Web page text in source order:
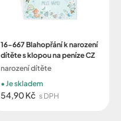
16-667 Blahopřání k narození
dítěte s klopou na peníze CZ
narození dítěte
54,90 Kč s DPH
Je skladem